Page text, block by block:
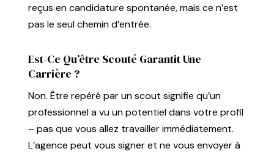
reçus en candidature spontanée, mais ce n’est
pas le seul chemin d’entrée.
Est-Ce Qu’être Scouté Garantit Une
Carrière ?
Non. Être repéré par un scout signifie qu’un
professionnel a vu un potentiel dans votre profil
– pas que vous allez travailler immédiatement.
L’agence peut vous signer et ne vous envoyer à